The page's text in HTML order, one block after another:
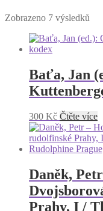
Zobrazeno 7 výsledků
Baťa, Jan
300 Kč Čtěte více
Daněk,
Prahy, I /